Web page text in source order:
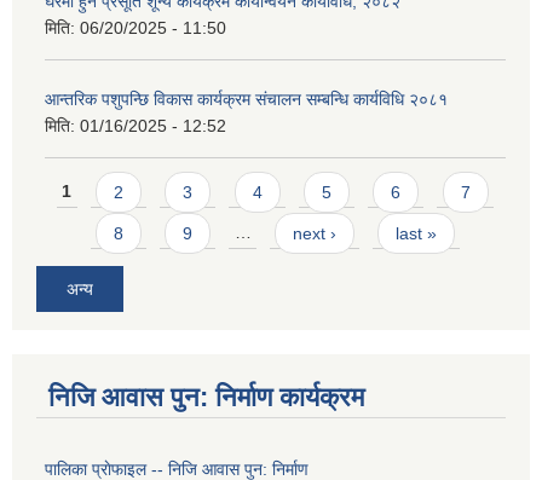
मिति: 06/20/2025 - 11:50
आन्तरिक पशुपन्छि विकास कार्यक्रम संचालन सम्बन्धि कार्यविधि २०८१
मिति: 01/16/2025 - 12:52
Pages
1 2 3 4 5 6 7
8 9 … next › last »
अन्य
निजि आवास पुन: निर्माण कार्यक्रम
पालिका प्राेफाइल -- निजि आवास पुन: निर्माण